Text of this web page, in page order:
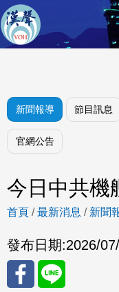
新聞報導 節目訊息
官網公告
今日中共機
首頁 /最新消息 / 新聞
發布日期:2026/